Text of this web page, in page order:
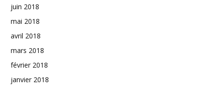
juin 2018
mai 2018
avril 2018
mars 2018
février 2018
janvier 2018